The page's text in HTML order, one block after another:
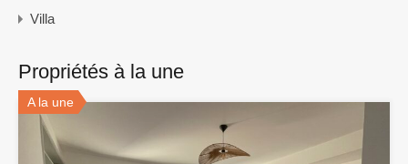
Villa
Propriétés à la une
A la une